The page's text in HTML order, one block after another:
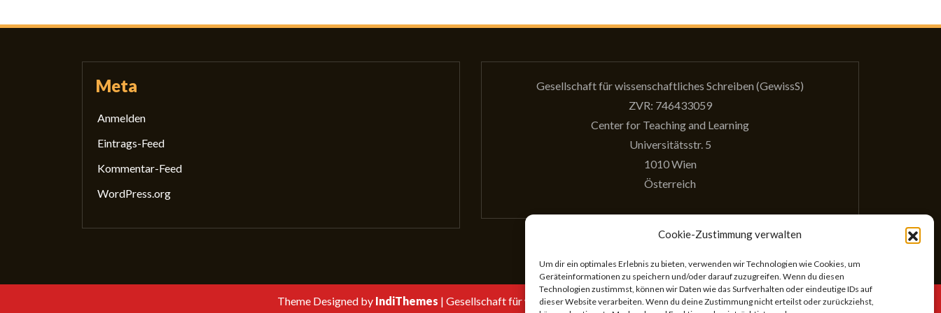
Cookie-Zustimmung verwalten
Um dir ein optimales Erlebnis zu bieten, verwenden wir Technologien wie Cookies, um
Geräteinformationen zu speichern und/oder darauf zuzugreifen. Wenn du diesen
Technologien zustimmst, können wir Daten wie das Surfverhalten oder eindeutige IDs auf
dieser Website verarbeiten. Wenn du deine Zustimmung nicht erteilst oder zurückziehst,
Meta
Anmelden
Eintrags-Feed
Kommentar-Feed
WordPress.org
Gesellschaft für wissenschaftliches Schreiben (GewissS)
ZVR: 746433059
Center for Teaching and Learning
Universitätsstr. 5
1010 Wien
Österreich
Theme Designed by IndiThemes | Gesellschaft für wissenschaftliches Schreiben